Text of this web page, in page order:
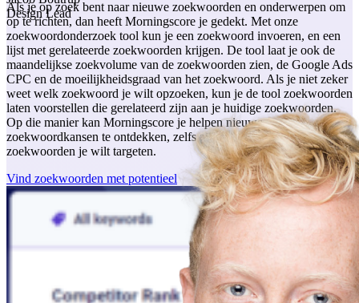
Als je op zoek bent naar nieuwe zoekwoorden en onderwerpen om
op te richten, dan heeft Morningscore je gedekt. Met onze
zoekwoordonderzoek tool kun je een zoekwoord invoeren, en een
lijst met gerelateerde zoekwoorden krijgen. De tool laat je ook de
maandelijkse zoekvolume van de zoekwoorden zien, de Google Ads
CPC en de moeilijkheidsgraad van het zoekwoord. Als je niet zeker
weet welk zoekwoord je wilt opzoeken, kun je de tool zoekwoorden
laten voorstellen die gerelateerd zijn aan je huidige zoekwoorden.
Op die manier kan Morningscore je helpen nieuwe
zoekwoordkansen te ontdekken, zelfs als je niet zeker weet welke
zoekwoorden je wilt targeten.
Vind zoekwoorden met potentieel
Design Lead